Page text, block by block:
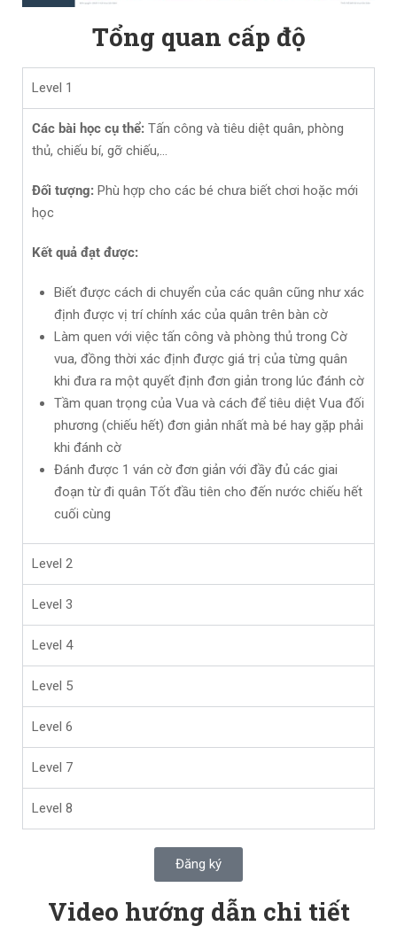
Tổng quan cấp độ
Level 1
Các bài học cụ thể: Tấn công và tiêu diệt quân, phòng
thủ, chiếu bí, gỡ chiếu,…
Đối tượng: Phù hợp cho các bé chưa biết chơi hoặc mới
học
Kết quả đạt được:
Biết được cách di chuyển của các quân cũng như xác
định được vị trí chính xác của quân trên bàn cờ
Làm quen với việc tấn công và phòng thủ trong Cờ
vua, đồng thời xác định được giá trị của từng quân
khi đưa ra một quyết định đơn giản trong lúc đánh cờ
Tầm quan trọng của Vua và cách để tiêu diệt Vua đối
phương (chiếu hết) đơn giản nhất mà bé hay gặp phải
khi đánh cờ
Đánh được 1 ván cờ đơn giản với đầy đủ các giai
đoạn từ đi quân Tốt đầu tiên cho đến nước chiếu hết
cuối cùng
Level 2
Level 3
Level 4
Level 5
Level 6
Level 7
Level 8
Đăng ký
Video hướng dẫn chi tiết